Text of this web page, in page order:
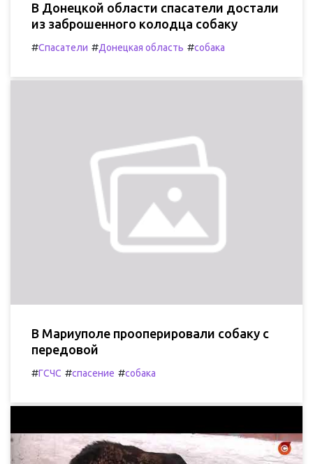
В Донецкой области спасатели достали
из заброшенного колодца собаку
#Спасатели #Донецкая область #собака
В Мариуполе прооперировали собаку с
передовой
#ГСЧС #спасение #собака